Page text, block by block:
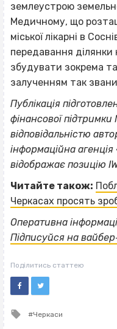
землеустрою
Медичному, що
міської лікарні в
передавання
збудувати зокрема
залученням так
Публікація
фінансової
відповідальністю
інформаційна
відображає позицію
Читайте також:
Черкасах просять
Оперативна
Підписуйся на
Поділитись статтею
Tagged
Черкаси